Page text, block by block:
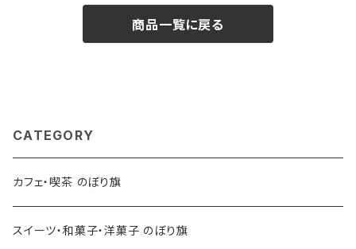
商品一覧に戻る
CATEGORY
カフェ・喫茶 のぼり旗
スイーツ・和菓子・洋菓子 のぼり旗